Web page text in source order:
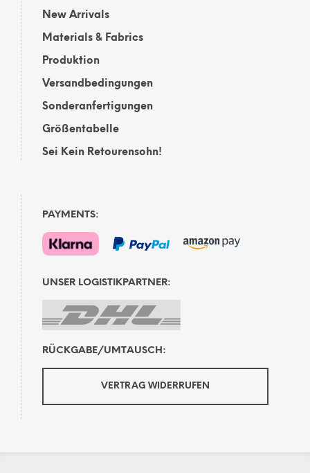
New Arrivals
Materials & Fabrics
Produktion
Versandbedingungen
Sonderanfertigungen
Größentabelle
Sei Kein Retourensohn!
PAYMENTS:
UNSER LOGISTIKPARTNER:
RÜCKGABE/UMTAUSCH:
VERTRAG WIDERRUFEN